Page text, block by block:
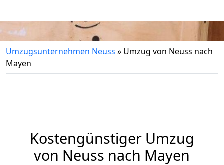
Umzugsunternehmen Neuss » Umzug von Neuss nach
Mayen
Kostengünstiger Umzug
von Neuss nach Mayen